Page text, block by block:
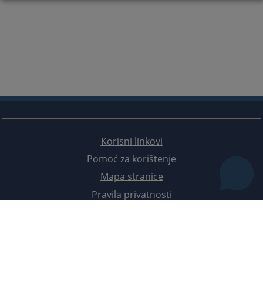
Korisni linkovi
Pomoć za korištenje
Mapa stranice
Pravila privatnosti